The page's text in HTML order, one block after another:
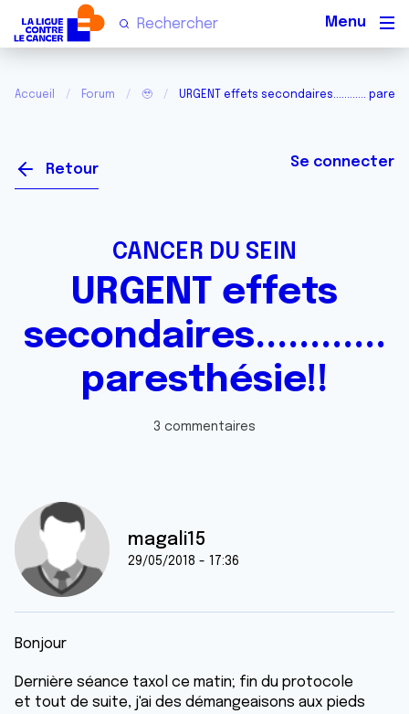
Accueil Forum 🥹 URGENT effets secondaires............
Retour Se connecter
CANCER DU SEIN
URGENT effets
secondaires............
paresthésie!!
3 commentaires
magali15
29/05/2018 - 17:36
Bonjour
Dernière séance taxol ce matin; fin du protocole
et tout de suite, j'ai des démangeaisons aux pieds